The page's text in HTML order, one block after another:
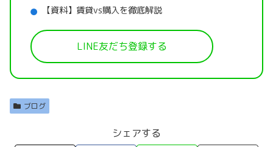
【資料】賃貸vs購入を徹底解説
LINE友だち登録する
ブログ
シェアする